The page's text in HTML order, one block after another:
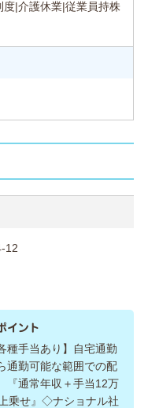
|介護休業|従業員持株
12
イント
種手当あり】自宅通勤
勤可能な範囲での配
通常年収＋手当12万
乗せ』◇ナショナル社